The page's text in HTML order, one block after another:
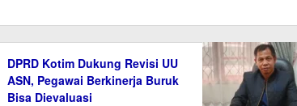
DPRD Kotim Dukung Revisi UU
ASN, Pegawai Berkinerja Buruk
Bisa Dievaluasi